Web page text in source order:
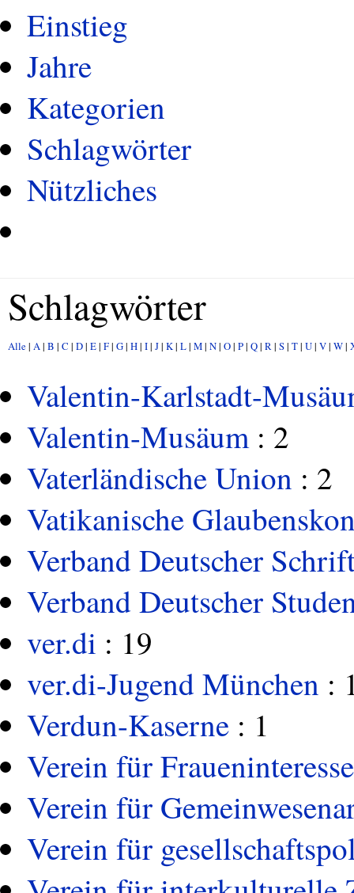
Einstieg
Jahre
Kategorien
Schlagwörter
Nützliches
Schlagwörter
Alle | A| B | C | D| E| F| G| H| I| J| K| L| M| N| O| P| Q| R| S| T| U| V| W|
Valentin-Karlstadt-
Valentin-Musäum: 2
Vaterländische Union : 2
Vatikanische
Verband Deutscher
Verband Deutscher
ver.di : 19
ver.di-Jugend München :
Verdun-Kaserne : 1
Verein für
Verein für
Verein für